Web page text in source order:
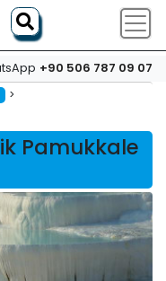
+90 506 787 09 07
>
Pamukkale